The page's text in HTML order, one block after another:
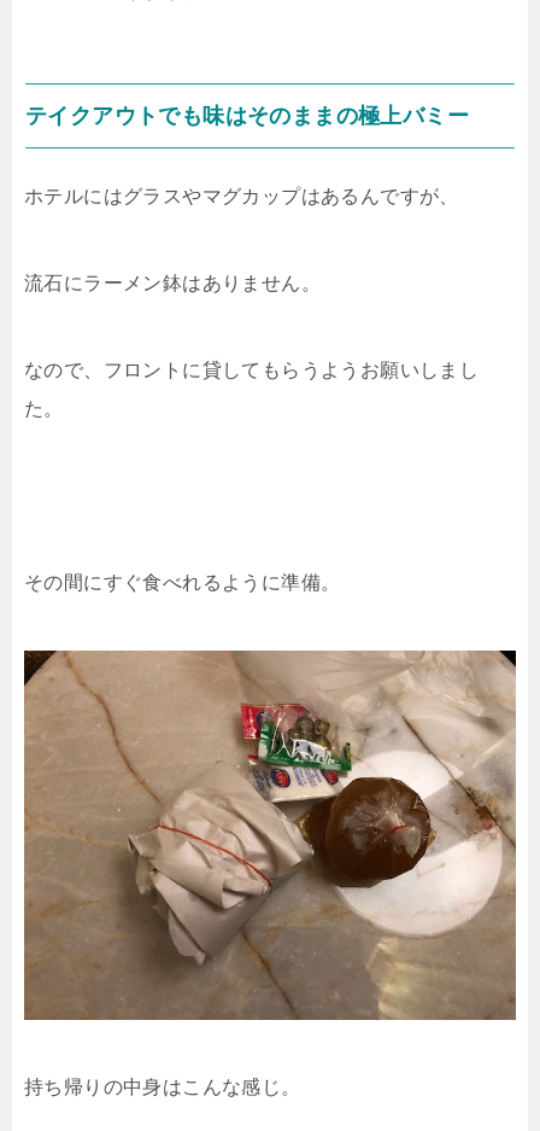
テイクアウトでも味はそのままの極上バミー
ホテルにはグラスやマグカップはあるんですが、
流石にラーメン鉢はありません。
なので、フロントに貸してもらうようお願いしまし
た。
その間にすぐ食べれるように準備。
持ち帰りの中身はこんな感じ。